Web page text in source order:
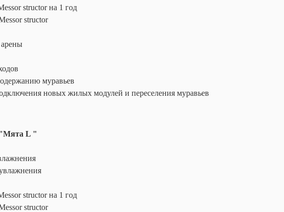
structor на 1 год
structor
муравьев
новых жилых модулей и переселения муравьев
L "
structor на 1 год
structor